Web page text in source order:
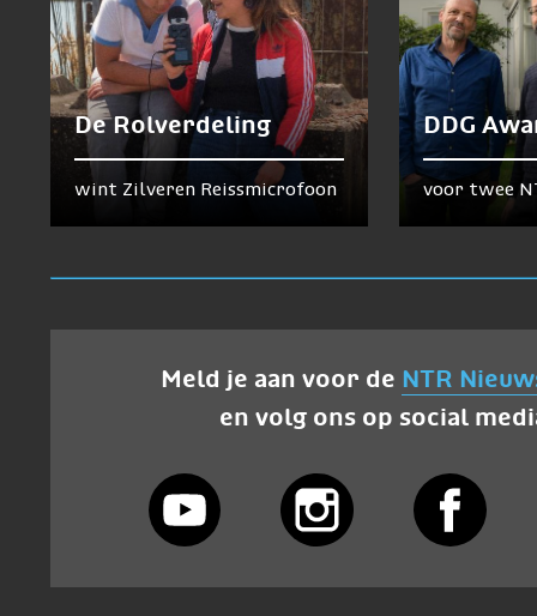
De Rolverdeling
wint Zilveren Reissmicrofoon
DDG
voor twee
Meld je aan voor de NTR
en volg ons op social